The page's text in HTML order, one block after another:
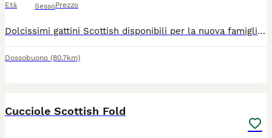
Età SessoPrezzo
Dolcissimi gattini Scottish disponibili per la nuova famiglia, sono molto adorabili e giocherellone , usano la lettiera e mangiano da soli, amano tantissimo stare nella compagnia delle persone,
Dossobuono (80.7km)
Cucciole Scottish Fold